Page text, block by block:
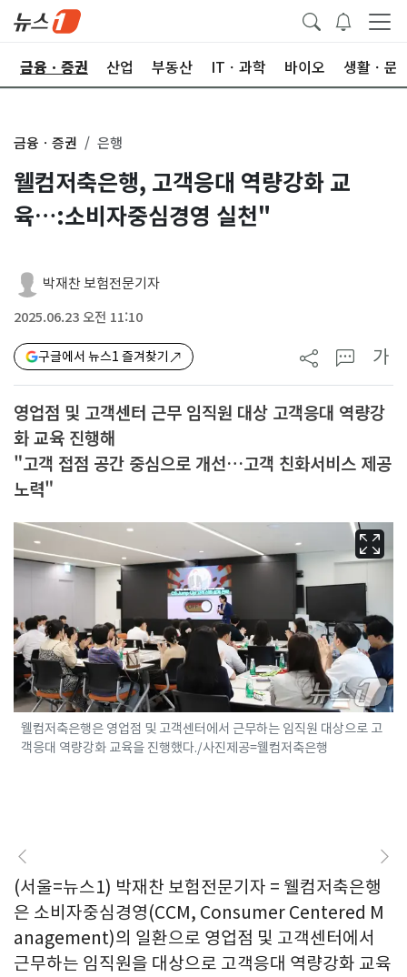
금융ㆍ증권 산업 부동산 ITㆍ과학 바이오 생활ㆍ문
금융ㆍ증권 은행
웰컴저축은행, 고객응대 역량강화 교
육…:소비자중심경영 실천"
박재찬 보험전문기자
2025.06.23 오전 11:10
구글에서 뉴스1 즐겨찾기 가
영업점 및 고객센터 근무 임직원 대상 고객응대 역량강
화 교육 진행해
"고객 접점 공간 중심으로 개선…고객 친화서비스 제공
노력"
웰컴저축은행은 영업점 및 고객센터에서 근무하는 임직원 대상으로 고
객응대 역량강화 교육을 진행했다./사진제공=웰컴저축은행
(서울=뉴스1) 박재찬 보험전문기자 = 웰컴저축은행
은 소비자중심경영(CCM, Consumer Centered M
anagement)의 일환으로 영업점 및 고객센터에서
근무하는 임직원을 대상으로 고객응대 역량강화 교육